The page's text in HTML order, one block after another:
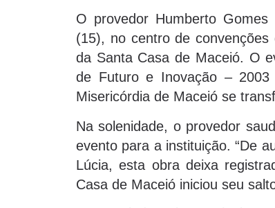
O provedor Humberto
(15), no centro de
da Santa Casa de Maceió. O
de Futuro e Inovação –
Misericórdia de Maceió se
Na solenidade, o provedor
evento para a instituição. “De
Lúcia, esta obra deixa
Casa de Maceió iniciou seu